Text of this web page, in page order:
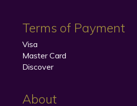
Terms of Payment
Visa
Master Card
Discover
About